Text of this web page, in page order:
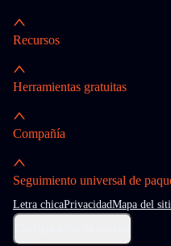
Recursos
Herramientas gratuitas
Compañía
Seguimiento universal de
Letra chicaPrivacidadMapa del